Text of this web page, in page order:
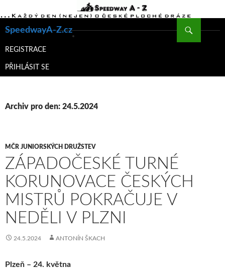
SpeedwayA-Z.cz
K
WEBU
REGISTRACE
PŘIHLÁSIT SE
Archiv pro den: 24.5.2024
MČR JUNIORSKÝCH DRUŽSTEV
ZÁPADOČESKÉ TURNÉ
KORUNOVACE ČESKÝCH
MISTRŮ POKRAČUJE V
NEDĚLI V PLZNI
24.5.2024 ANTONÍN ŠKACH
Plzeň – 24. května